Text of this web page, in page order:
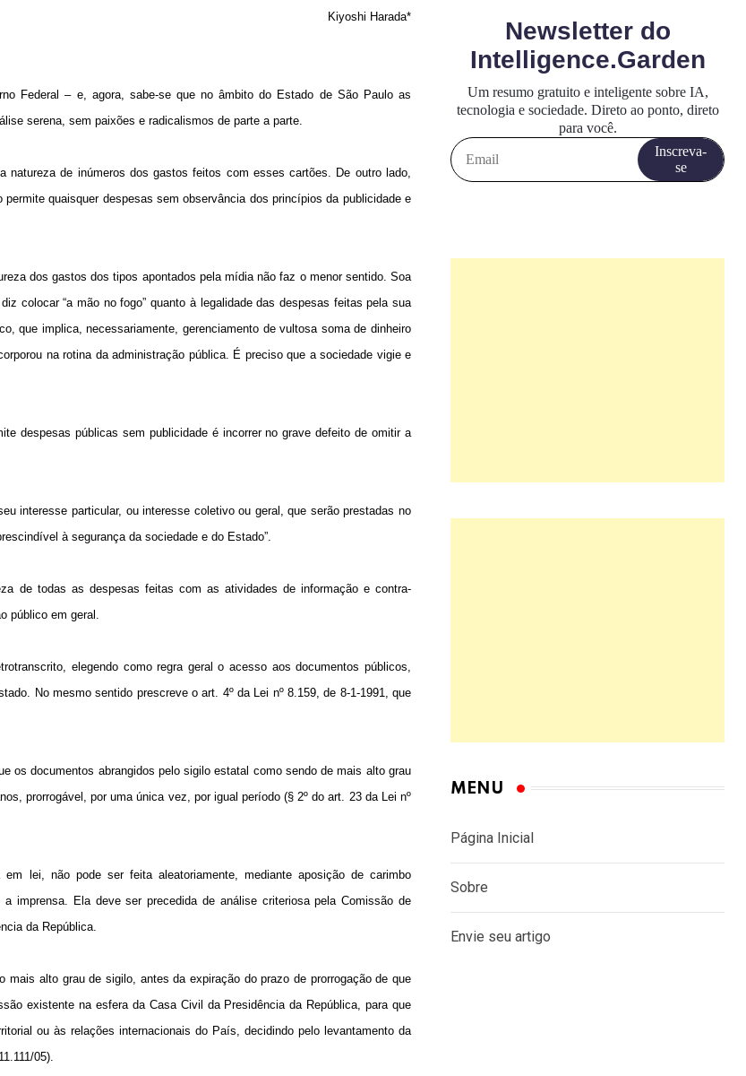
Kiyoshi Harada*
Federal – e, agora, sabe-se que no âmbito do Estado de São Paulo as
serena, sem paixões e radicalismos de parte a parte.
natureza de inúmeros dos gastos feitos com esses cartões. De outro lado,
quaisquer despesas sem observância dos princípios da publicidade e
dos gastos dos tipos apontados pela mídia não faz o menor sentido. Soa
colocar “a mão no fogo” quanto à legalidade das despesas feitas pela sua
que implica, necessariamente, gerenciamento de vultosa soma de dinheiro
na rotina da administração pública. É preciso que a sociedade vigie e
despesas públicas sem publicidade é incorrer no grave defeito de omitir a
interesse particular, ou interesse coletivo ou geral, que serão prestadas no
à segurança da sociedade e do Estado”.
de todas as despesas feitas com as atividades de informação e contra-
público em geral.
elegendo como regra geral o acesso aos documentos públicos,
No mesmo sentido prescreve o art. 4º da Lei nº 8.159, de 8-1-1991, que
os documentos abrangidos pelo sigilo estatal como sendo de mais alto grau
prorrogável, por uma única vez, por igual período (§ 2º do art. 23 da Lei nº
lei, não pode ser feita aleatoriamente, mediante aposição de carimbo
a imprensa. Ela deve ser precedida de análise criteriosa pela Comissão de
da República.
alto grau de sigilo, antes da expiração do prazo de prorrogação de que
existente na esfera da Casa Civil da Presidência da República, para que
ou às relações internacionais do País, decidindo pelo levantamento da
05).